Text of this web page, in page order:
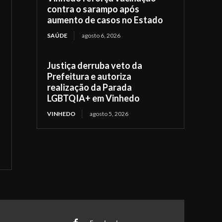
contra o sarampo após
aumento de casos no Estado
SAÚDE agosto 6, 2026
Justiça derruba veto da
Prefeitura e autoriza
realização da Parada
LGBTQIA+ em Vinhedo
VINHEDO agosto 5, 2026